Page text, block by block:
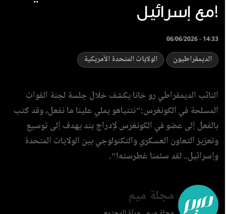
مع إسرائيل!
06/06/2026 - 14:33
الديمقراطيون الولايات المتحدة الأمريكية
النائب الديمقراطي رو خانا يكشف خلال جلسة لجنة القوات
المسلحة في الكونغرس:"نتنياهو يملي علينا ما نفعل، وقد كتب
بالفعل إلى عضو في الكونغرس لإدراج بند يهدف إلى توسيع
وتعزيز التعاون العسكري والتكنولوجي بين الولايات المتحدة
وإسرائيل.. لقد سئمنا غطرسته!".
مجلة ميم